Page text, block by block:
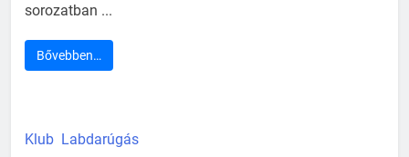
sorozatban ...
Bővebben…
Klub Labdarúgás